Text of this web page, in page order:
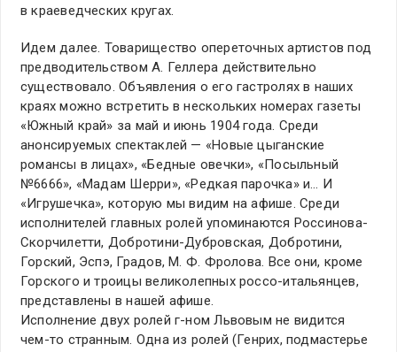
в краеведческих кругах.
Идем далее. Товарищество опереточных артистов под
предводительством А. Геллера действительно
существовало. Объявления о его гастролях в наших
краях можно встретить в нескольких номерах газеты
«Южный край» за май и июнь 1904 года. Среди
анонсируемых спектаклей — «Новые цыганские
романсы в лицах», «Бедные овечки», «Посыльный
№6666», «Мадам Шерри», «Редкая парочка» и… И
«Игрушечка», которую мы видим на афише. Среди
исполнителей главных ролей упоминаются Россинова-
Скорчилетти, Добротини-Дубровская, Добротини,
Горский, Эспэ, Градов, М. Ф. Фролова. Все они, кроме
Горского и троицы великолепных россо-итальянцев,
представлены в нашей афише.
Исполнение двух ролей г-ном Львовым не видится
чем-то странным. Одна из ролей (Генрих, подмастерье